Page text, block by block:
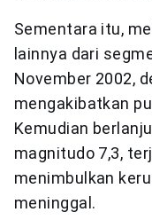
Sementara itu,
lainnya dari
November 2002,
mengakibatkan
Kemudian
magnitudo 7,3,
menimbulkan
meninggal.